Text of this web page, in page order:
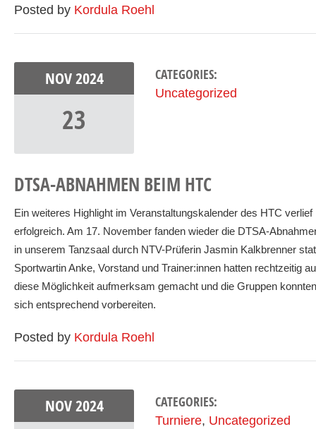
Posted by Kordula Roehl
NOV2024
23
CATEGORIES:
Uncategorized
DTSA-ABNAHMEN BEIM HTC
Ein weiteres Highlight im Veranstaltungskalender des HTC verlief
erfolgreich. Am 17. November fanden wieder die DTSA-
in unserem Tanzsaal durch NTV-Prüferin Jasmin Kalkbrenner
Sportwartin Anke, Vorstand und Trainer:innen hatten rechtzeitig
diese Möglichkeit aufmerksam gemacht und die Gruppen konnten
sich entsprechend vorbereiten.
Posted by Kordula Roehl
NOV2024 CATEGORIES:
Turniere, Uncategorized